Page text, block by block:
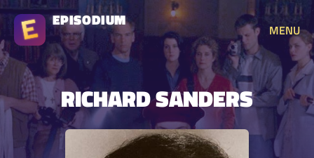
EPISODIUM
MENU
RICHARD SANDERS